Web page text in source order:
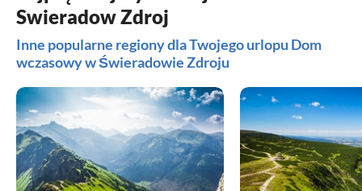
Swieradow Zdroj
Inne popularne regiony dla Twojego urlopu Dom
wczasowy w Świeradowie Zdroju